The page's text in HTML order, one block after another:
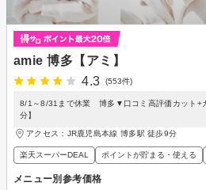
amie 博多【アミ】
4.3
(553件)
8/1～8/31まで休業 博多▼口コミ高評価カット+
分】
アクセス：JR鹿児島本線 博多駅 徒歩9分
楽天スーパーDEAL ポイントが貯まる・使える
メニュー別参考価格